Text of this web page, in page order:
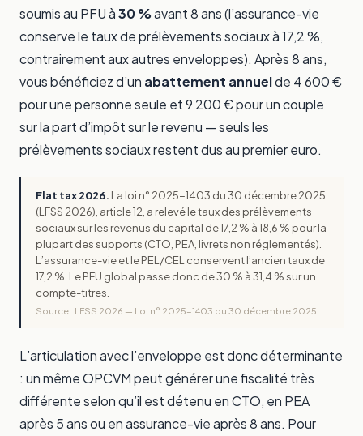
soumis au PFU à30 %avant 8 ans (l’assurance-vie
conserve le taux de prélèvements sociaux à 17,2 %,
contrairement aux autres enveloppes). Après 8 ans,
vous bénéficiez d’un abattement annuelde 4 600 €
pour une personne seule et 9 200 € pour un couple
sur la part d’impôt sur le revenu — seuls les
prélèvements sociaux restent dus au premier euro.
Flat tax 2026. La loi n° 2025-1403 du 30 décembre 2025
(LFSS 2026), article 12, a relevé le taux des prélèvements
sociaux sur les revenus du capital de 17,2 % à 18,6 % pour la
plupart des supports (CTO, PEA, livrets non réglementés).
L’assurance-vie et le PEL/CEL conservent l’ancien taux de
17,2 %. Le PFU global passe donc de 30 % à 31,4 % sur un
compte-titres.
Source : LFSS 2026 — Loi n° 2025-1403 du 30 décembre 2025
L’articulation avec l’enveloppe est donc déterminante
: un même OPCVM peut générer une fiscalité très
différente selon qu’il est détenu en CTO, en PEA
après 5 ans ou en assurance-vie après 8 ans. Pour